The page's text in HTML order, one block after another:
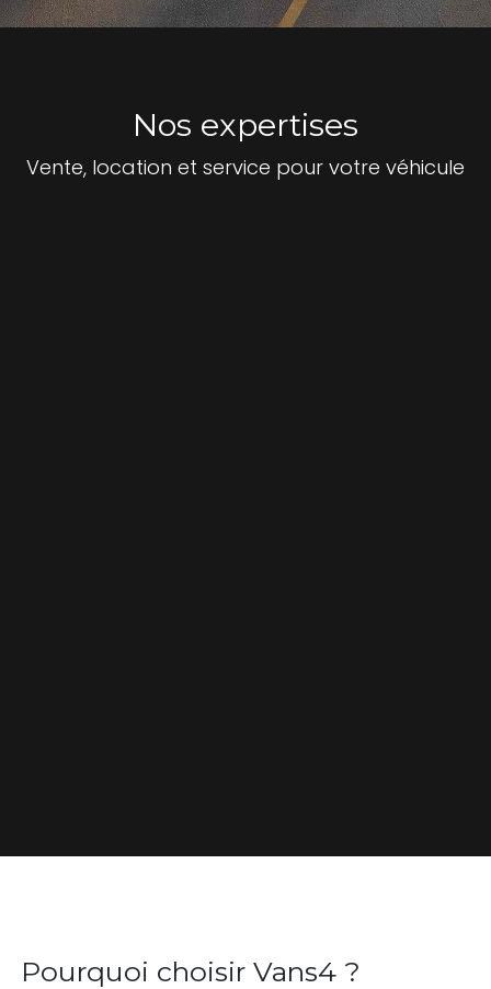
Nos expertises
Vente, location et service pour votre véhicule
​Pourquoi choisir Vans4 ?